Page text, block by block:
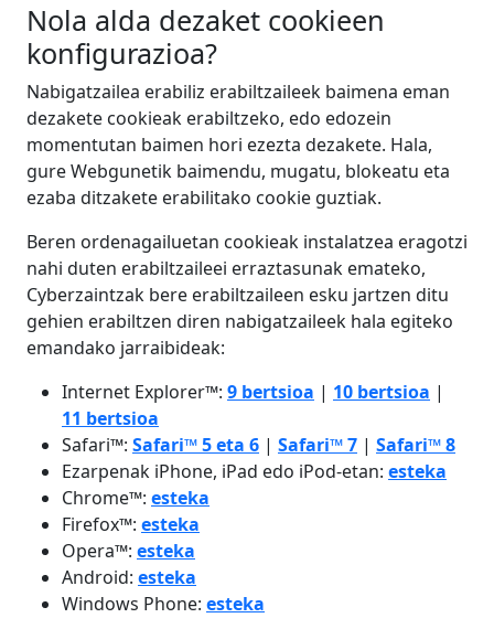
Nola alda dezaket cookieen
konfigurazioa?
Nabigatzailea erabiliz erabiltzaileek baimena eman
dezakete cookieak erabiltzeko, edo edozein
momentutan baimen hori ezezta dezakete. Hala,
gure Webgunetik baimendu, mugatu, blokeatu eta
ezaba ditzakete erabilitako cookie guztiak.
Beren ordenagailuetan cookieak instalatzea eragotzi
nahi duten erabiltzaileei erraztasunak emateko,
Cyberzaintzak bere erabiltzaileen esku jartzen ditu
gehien erabiltzen diren nabigatzaileek hala egiteko
emandako jarraibideak:
Internet Explorer™: 9 bertsioa | 10 bertsioa |
11 bertsioa
Safari™: Safari™ 5 eta 6 | Safari™ 7 | Safari™ 8
Ezarpenak iPhone, iPad edo iPod-etan: esteka
Chrome™: esteka
Firefox™: esteka
Opera™: esteka
Android: esteka
Windows Phone: esteka